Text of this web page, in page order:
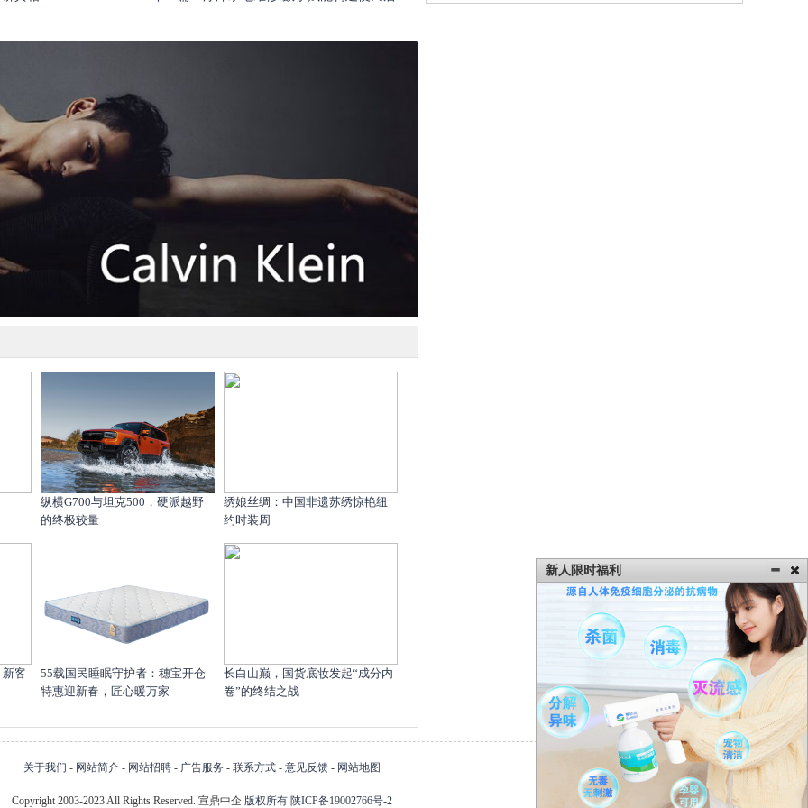
新人限时福利
纵横G700与坦克500，硬派越野
的终极较量
绣娘丝绸：中国非遗苏绣惊艳纽
约时装周
新客
55载国民睡眠守护者：穗宝开仓
特惠迎新春，匠心暖万家
长白山巅，国货底妆发起“成分内
卷”的终结之战
关于我们 - 网站简介 - 网站招聘 - 广告服务 - 联系方式 - 意见反馈 - 网站地图
Copyright 2003-2023 All Rights Reserved. 宣鼎中企 版权所有 陕ICP备19002766号-2